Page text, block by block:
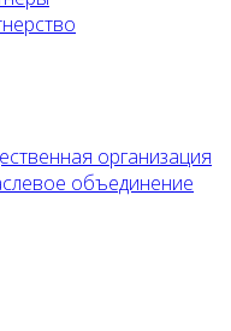
организация
объединение